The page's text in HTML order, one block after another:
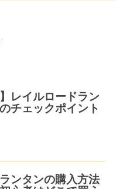
レイルロードラン
チェックポイント
ンタンの購入方法